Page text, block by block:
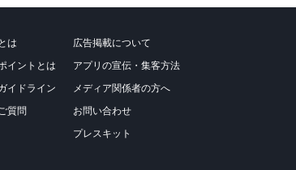
は
イントとは
イドライン
質問
広告掲載について
アプリの宣伝・集客方法
メディア関係者の方へ
お問い合わせ
プレスキット